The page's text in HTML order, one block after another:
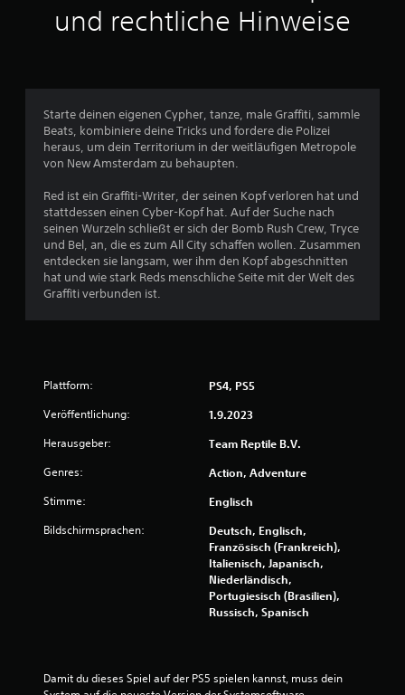
n
e
n
und rechtliche Hinweise
Starte deinen eigenen Cypher, tanze, male Graffiti, sammle
Beats, kombiniere deine Tricks und fordere die Polizei
heraus, um dein Territorium in der weitläufigen Metropole
von New Amsterdam zu behaupten.
Red ist ein Graffiti-Writer, der seinen Kopf verloren hat und
stattdessen einen Cyber-Kopf hat. Auf der Suche nach
seinen Wurzeln schließt er sich der Bomb Rush Crew, Tryce
und Bel, an, die es zum All City schaffen wollen. Zusammen
entdecken sie langsam, wer ihm den Kopf abgeschnitten
hat und wie stark Reds menschliche Seite mit der Welt des
Graffiti verbunden ist.
Plattform: PS4, PS5
Veröffentlichung: 1.9.2023
Herausgeber: Team Reptile B.V.
Genres: Action, Adventure
Stimme: Englisch
Bildschirmsprachen:
Deutsch, Englisch,
Französisch (Frankreich),
Italienisch, Japanisch,
Niederländisch,
Portugiesisch (Brasilien),
Russisch, Spanisch
Damit du dieses Spiel auf der PS5 spielen kannst, muss dein